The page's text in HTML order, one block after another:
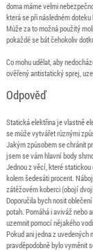
doma máme velmi
která se při následném
Může za to možná použitý
pokaždé se bát čehokoliv
Co mohu udělat, aby
ověřený antistatický sprej,
Odpověď
Statická elektřina je vlastně
se může vytvářet různými
Jakým způsobem se chránit
jsem se vám hlavní body
Jednou z věcí, které
kolem šedesáti procent.
zátěžovém koberci (obojí
Doporučila bych nosit
potah. Pomáhá i aviváž nebo
uzemnit pomocí nějakého
Pokud ani jedna z
pravděpodobně bylo vyměnit